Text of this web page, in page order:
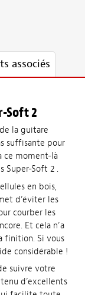
associés
Soft 2
la guitare
suffisante pour
ce moment-là
Super-Soft 2 .
en bois,
d’éviter les
courber les
Et cela n’a
finition. Si vous
considérable !
suivre votre
d’excellents